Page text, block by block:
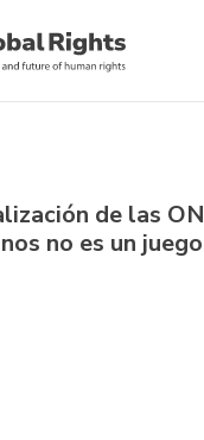
de las
no es un